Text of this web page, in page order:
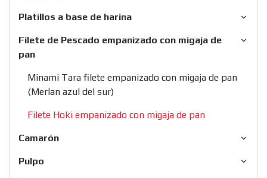
CATÁLOGO
CONTACTO
Platillos a base de harina
Filete de Pescado empanizado con migaja de
pan
Minami Tara filete empanizado con migaja de pan
(Merlan azul del sur)
Filete Hoki empanizado con migaja de pan
Camarón
Pulpo